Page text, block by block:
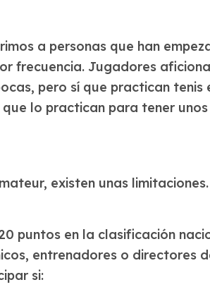
a personas que han
frecuencia. Jugadores
pero sí que practican
lo practican para tener
existen unas
puntos en la clasificación
entrenadores o directores
si: